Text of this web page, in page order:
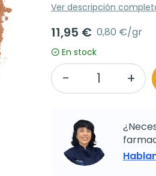
Ver descripción
11,95 € 0,80 €/gr
En stock